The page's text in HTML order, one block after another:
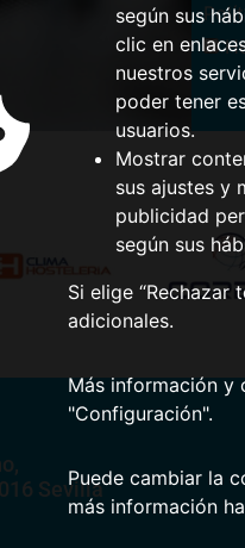
Sevilla
según sus
clic en
nuestros
poder tener
usuarios.
Mostrar
sus ajustes y
publicidad
según sus
Si elige “Rechazar
adicionales.
Más información y
"Configuración".
Puede cambiar la
más información